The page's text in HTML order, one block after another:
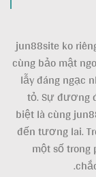
jun88site ko
cùng bảo mật
lẫy đáng ngạc
tỏ. Sự đương
biệt là cùng
đến tương lai.
một số